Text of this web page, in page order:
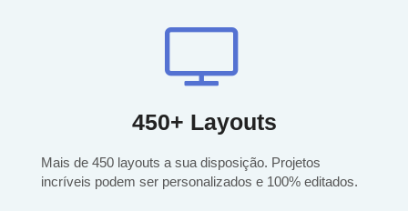
450+ Layouts
Mais de 450 layouts a sua disposição. Projetos
incríveis podem ser personalizados e 100% editados.